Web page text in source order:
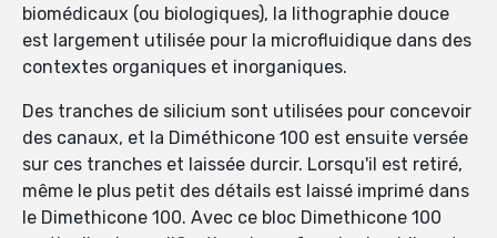
biomédicaux (ou biologiques), la lithographie douce
est largement utilisée pour la microfluidique dans des
contextes organiques et inorganiques.
Des tranches de silicium sont utilisées pour concevoir
des canaux, et la Diméthicone 100 est ensuite versée
sur ces tranches et laissée durcir. Lorsqu'il est retiré,
même le plus petit des détails est laissé imprimé dans
le Dimethicone 100. Avec ce bloc Dimethicone 100